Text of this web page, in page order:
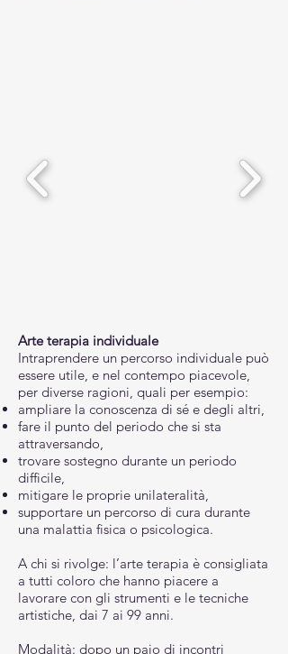
Arte terapia individuale
Intraprendere un percorso individuale può
essere utile, e nel contempo piacevole,
per diverse ragioni, quali per esempio:
ampliare la conoscenza di sé e degli altri,
fare il punto del periodo che si sta
attraversando,
trovare sostegno durante un periodo
difficile,
mitigare le proprie unilateralità,
supportare un percorso di cura durante
una malattia fisica o psicologica.
A chi si rivolge: l’arte terapia è consigliata
a tutti coloro che hanno piacere a
lavorare con gli strumenti e le tecniche
artistiche, dai 7 ai 99 anni.
Modalità: dopo un paio di incontri